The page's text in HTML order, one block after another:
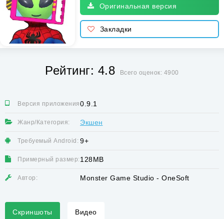
Оригинальная версия
Закладки
Рейтинг: 4.8 Всего оценок: 4900
Версия приложения:0.9.1
Жанр/Категория: Экшен
Требуемый Android: 9+
Примерный размер: 128MB
Автор: Monster Game Studio - OneSoft
Скриншоты Видео